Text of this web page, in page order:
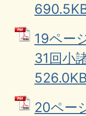
19ペー
31回小
20ペー